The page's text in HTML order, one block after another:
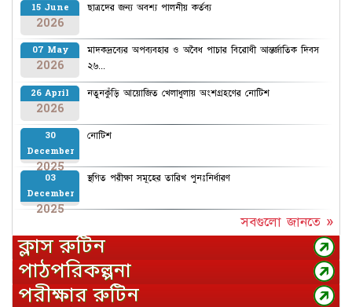
15 June
2026
ছাত্রদের জন্য অবশ্য পালনীয় কর্তব্য
07 May
2026
মাদকদ্রব্যের অপব্যবহার ও অবৈধ পাচার বিরোধী আন্তর্জাতিক দিবস
২৬...
26 April
2026
নতুনকুঁড়ি আয়োজিত খেলাধুলায় অংশগ্রহণের নোটিশ
30
December
2025
নোটিশ
03
December
2025
স্থগিত পরীক্ষা সমূহের তারিখ পুনঃনির্ধারণ
সবগুলো জানতে »
ক্লাস রুটিন
পাঠপরিকল্পনা
পরীক্ষার রুটিন